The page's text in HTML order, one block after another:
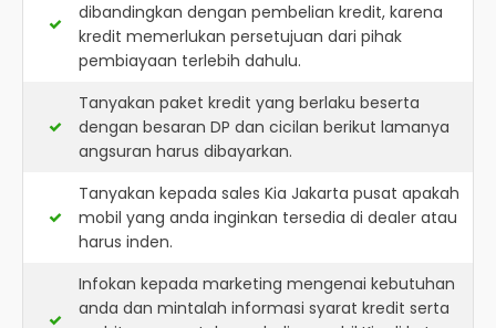
dibandingkan dengan pembelian kredit, karena
kredit memerlukan persetujuan dari pihak
pembiayaan terlebih dahulu.
Tanyakan paket kredit yang berlaku beserta
dengan besaran DP dan cicilan berikut lamanya
angsuran harus dibayarkan.
Tanyakan kepada sales Kia Jakarta pusat apakah
mobil yang anda inginkan tersedia di dealer atau
harus inden.
Infokan kepada marketing mengenai kebutuhan
anda dan mintalah informasi syarat kredit serta